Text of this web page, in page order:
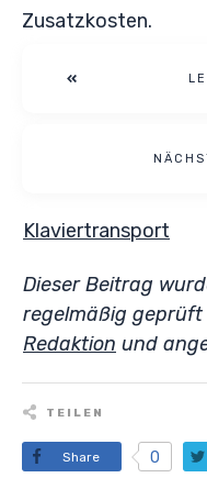
Zusatzkosten.
Klaviertransport
Dieser Beitrag
regelmäßig
Redaktion und
TEILEN
Share 0